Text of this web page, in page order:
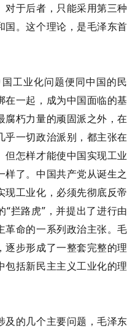
于后者，只能采用第三种
国。这个理论，是毛泽东首
工业化问题便同中国的民
一起，成为中国面临的基
朽力量的顽固派之外，在
一切政治派别，都主张在
怎样才能使中国实现工业
了。中国共产党从诞生之
现工业化，必须先彻底反帝
拦路虎”，并提出了进行由
革命的一系列政治主张。毛
步形成了一整套完整的理
括新民主主义工业化的理
及的几个主要问题，毛泽东